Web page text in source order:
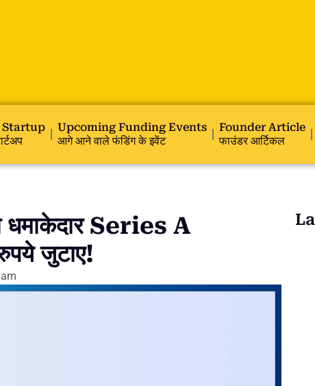
Upcoming Funding Events
आगे आने वाले फंडिंग के इवेंट
Founder Article
फाउंडर आर्टिकल
Series A
जुटाए!